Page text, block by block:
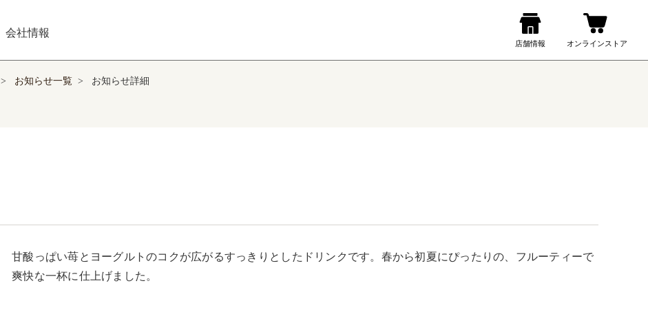
会社情報
> お知らせ一覧 > お知らせ詳細
甘酸っぱい苺とヨーグルトのコクが広がるすっきりとしたドリンクです。春から初夏にぴったりの、フルーティーで
爽快な一杯に仕上げました。